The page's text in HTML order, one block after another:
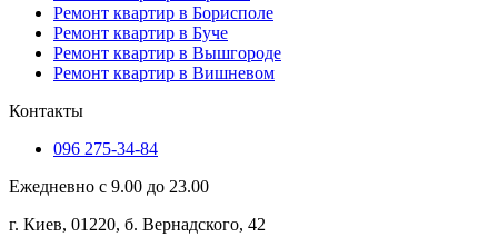
Ремонт квартир в Борисполе
Ремонт квартир в Буче
Ремонт квартир в Вышгороде
Ремонт квартир в Вишневом
Контакты
096 275-34-84
Ежедневно с 9.00 до 23.00
г. Киев, 01220, б. Вернадского, 42